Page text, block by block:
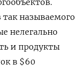
так называемого
нелегально
и продукты
в $60